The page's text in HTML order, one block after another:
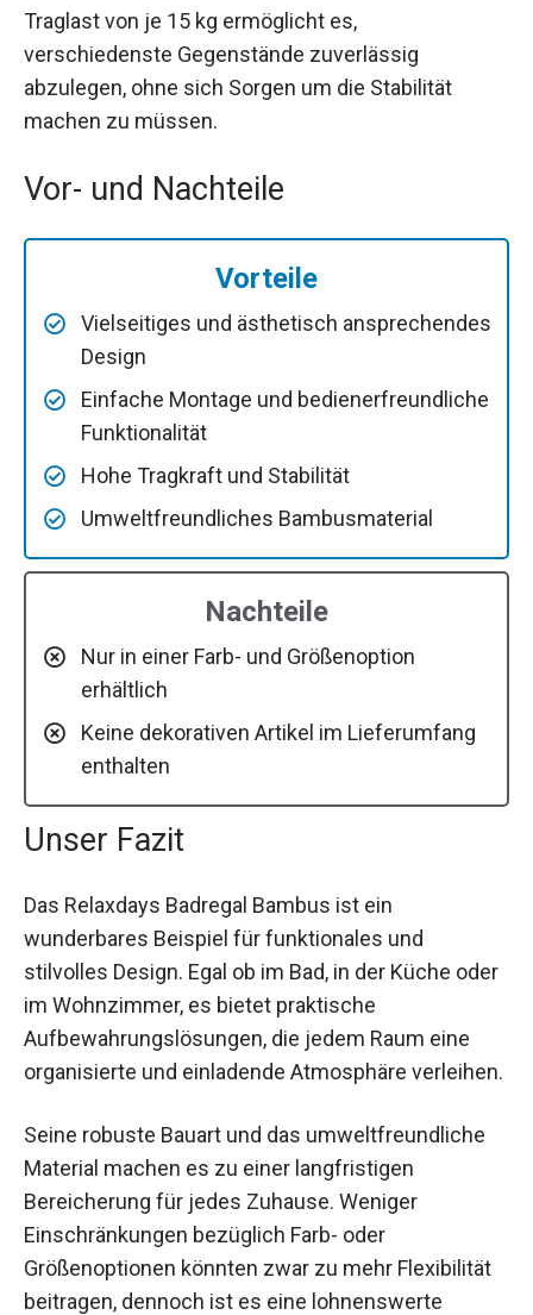
Traglast von je 15 kg ermöglicht es,
verschiedenste Gegenstände zuverlässig
abzulegen, ohne sich Sorgen um die Stabilität
machen zu müssen.
Vor- und Nachteile
Vorteile
Vielseitiges und ästhetisch ansprechendes
Design
Einfache Montage und bedienerfreundliche
Funktionalität
Hohe Tragkraft und Stabilität
Umweltfreundliches Bambusmaterial
Nachteile
Nur in einer Farb- und Größenoption
erhältlich
Keine dekorativen Artikel im Lieferumfang
enthalten
Unser Fazit
Das Relaxdays Badregal Bambus ist ein
wunderbares Beispiel für funktionales und
stilvolles Design. Egal ob im Bad, in der Küche oder
im Wohnzimmer, es bietet praktische
Aufbewahrungslösungen, die jedem Raum eine
organisierte und einladende Atmosphäre verleihen.
Seine robuste Bauart und das umweltfreundliche
Material machen es zu einer langfristigen
Bereicherung für jedes Zuhause. Weniger
Einschränkungen bezüglich Farb- oder
Größenoptionen könnten zwar zu mehr Flexibilität
beitragen, dennoch ist es eine lohnenswerte